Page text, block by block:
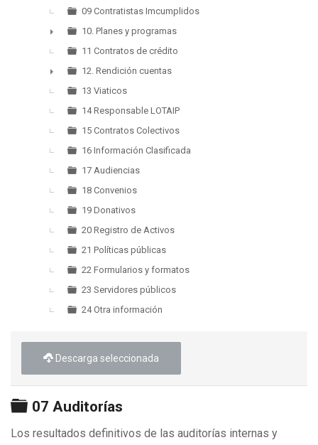
09 Contratistas Imcumplidos
►
10. Planes y programas
11 Contratos de crédito
►
12. Rendición cuentas
13 Viaticos
14 Responsable LOTAIP
15 Contratos Colectivos
16 Información Clasificada
17 Audiencias
18 Convenios
19 Donativos
20 Registro de Activos
21 Políticas públicas
22 Formularios y formatos
23 Servidores públicos
24 Otra información
Descarga seleccionada
Carpeta
07 Auditorías
Los resultados definitivos de las auditorías internas y